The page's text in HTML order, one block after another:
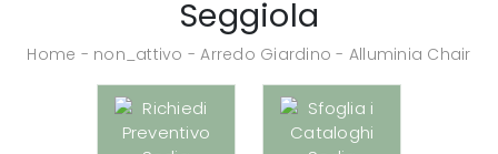
Seggiola
Home - non_attivo -Arredo Giardino - Alluminia Chair